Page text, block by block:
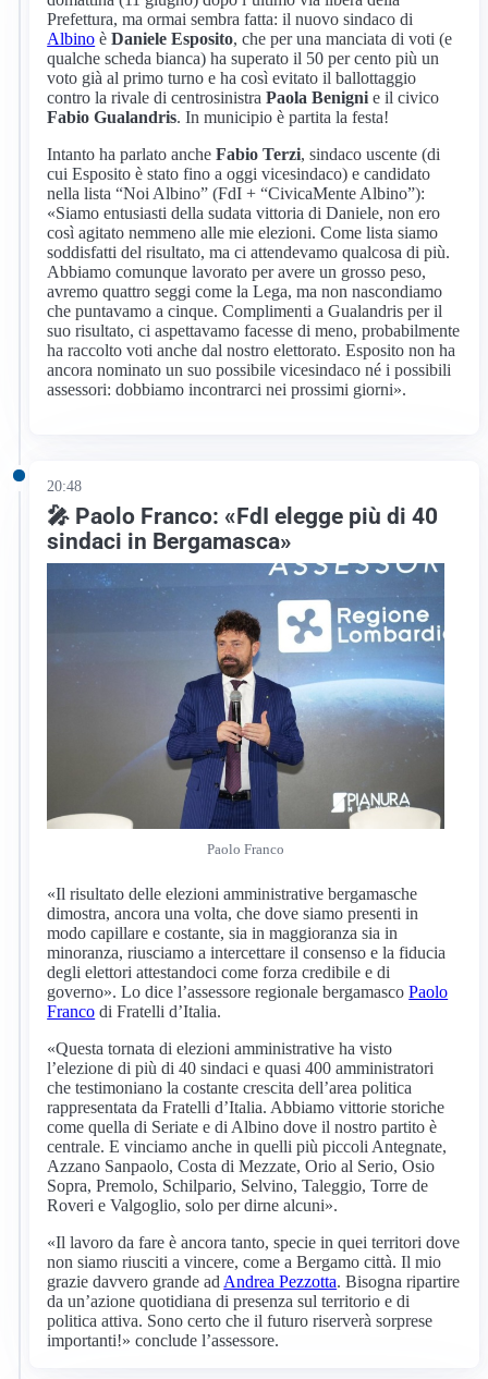
Prefettura, ma ormai sembra fatta: il nuovo sindaco di
Albino èDaniele Esposito, che per una manciata di voti (e
qualche scheda bianca) ha superato il 50 per cento più un
voto già al primo turno e ha così evitato il ballottaggio
contro la rivale di centrosinistraPaola Benigni e il civico
Fabio Gualandris. In municipio è partita la festa!
Intanto ha parlato ancheFabio Terzi, sindaco uscente (di
cui Esposito è stato fino a oggi vicesindaco) e candidato
nella lista “Noi Albino” (FdI + “CivicaMente Albino”):
«Siamo entusiasti della sudata vittoria di Daniele, non ero
così agitato nemmeno alle mie elezioni. Come lista siamo
soddisfatti del risultato, ma ci attendevamo qualcosa di più.
Abbiamo comunque lavorato per avere un grosso peso,
avremo quattro seggi come la Lega, ma non nascondiamo
che puntavamo a cinque. Complimenti a Gualandris per il
suo risultato, ci aspettavamo facesse di meno, probabilmente
ha raccolto voti anche dal nostro elettorato. Esposito non ha
ancora nominato un suo possibile vicesindaco né i possibili
assessori: dobbiamo incontrarci nei prossimi giorni».
20:48
🎤 Paolo Franco: «FdI elegge più di 40
sindaci in Bergamasca»
Paolo Franco
«Il risultato delle elezioni amministrative bergamasche
dimostra, ancora una volta, che dove siamo presenti in
modo capillare e costante, sia in maggioranza sia in
minoranza, riusciamo a intercettare il consenso e la fiducia
degli elettori attestandoci come forza credibile e di
governo». Lo dice l’assessore regionale bergamascoPaolo
Franco di Fratelli d’Italia.
«Questa tornata di elezioni amministrative ha visto
l’elezione di più di 40 sindaci e quasi 400 amministratori
che testimoniano la costante crescita dell’area politica
rappresentata da Fratelli d’Italia. Abbiamo vittorie storiche
come quella di Seriate e di Albino dove il nostro partito è
centrale. E vinciamo anche in quelli più piccoli Antegnate,
Azzano Sanpaolo, Costa di Mezzate, Orio al Serio, Osio
Sopra, Premolo, Schilpario, Selvino, Taleggio, Torre de
Roveri e Valgoglio, solo per dirne alcuni».
«Il lavoro da fare è ancora tanto, specie in quei territori dove
non siamo riusciti a vincere, come a Bergamo città. Il mio
grazie davvero grande ad Andrea Pezzotta. Bisogna ripartire
da un’azione quotidiana di presenza sul territorio e di
politica attiva. Sono certo che il futuro riserverà sorprese
importanti!» conclude l’assessore.